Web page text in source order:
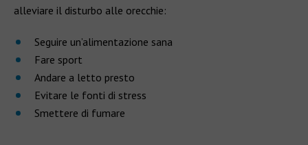
alleviare il disturbo alle orecchie:
Seguire un’alimentazione sana
Fare sport
Andare a letto presto
Evitare le fonti di stress
Smettere di fumare